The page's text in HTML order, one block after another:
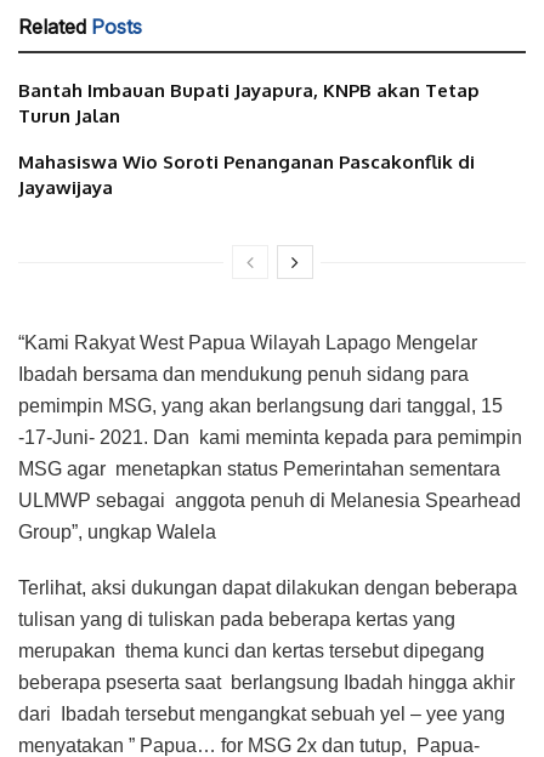
Related Posts
Bantah Imbauan Bupati Jayapura, KNPB akan Tetap
Turun Jalan
Mahasiswa Wio Soroti Penanganan Pascakonflik di
Jayawijaya
“Kami Rakyat West Papua Wilayah Lapago Mengelar
Ibadah bersama dan mendukung penuh sidang para
pemimpin MSG, yang akan berlangsung dari tanggal, 15
-17-Juni- 2021. Dan kami meminta kepada para pemimpin
MSG agar menetapkan status Pemerintahan sementara
ULMWP sebagai anggota penuh di Melanesia Spearhead
Group”, ungkap Walela
Terlihat, aksi dukungan dapat dilakukan dengan beberapa
tulisan yang di tuliskan pada beberapa kertas yang
merupakan thema kunci dan kertas tersebut dipegang
beberapa pseserta saat berlangsung Ibadah hingga akhir
dari Ibadah tersebut mengangkat sebuah yel – yee yang
menyatakan ” Papua… for MSG 2x dan tutup, Papua-